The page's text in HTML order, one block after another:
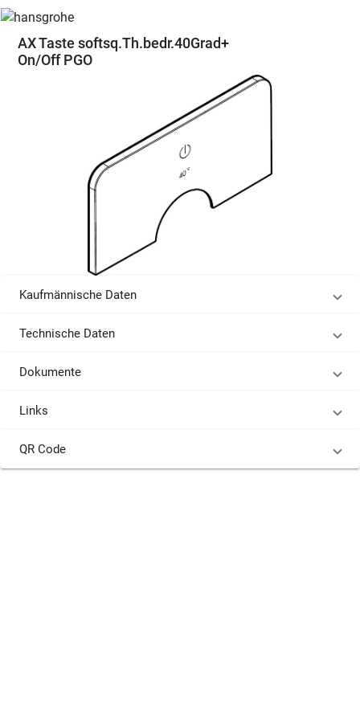
AX Taste softsq.Th.bedr.40Grad+
On/Off PGO
Kaufmännische Daten
Technische Daten
Dokumente
Links
QR Code